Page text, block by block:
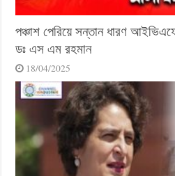
পঞ্চাশ পেরিয়ে সন্তান ধারণ
ডঃ এস এম রহমান
18/04/2025